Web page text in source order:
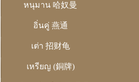
หนุมาน 哈奴曼
อิ่นคู่ 燕通
เต่า 招财龟
เหรียญ (銅牌)